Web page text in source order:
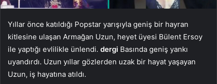
Yıllar önce katıldığı Popstar yarışıyla geniş bir hayran
kitlesine ulaşan Armağan Uzun, heyet üyesi Bülent Ersoy
ile yaptığı evlilikle ünlendi. dergi Basında geniş yankı
uyandırdı. Uzun yıllar gözlerden uzak bir hayat yaşayan
Uzun, iş hayatına atıldı.